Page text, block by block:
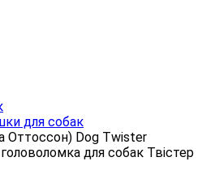
для собак
Оттоссон) Dog Twister
головоломка для собак Твістер